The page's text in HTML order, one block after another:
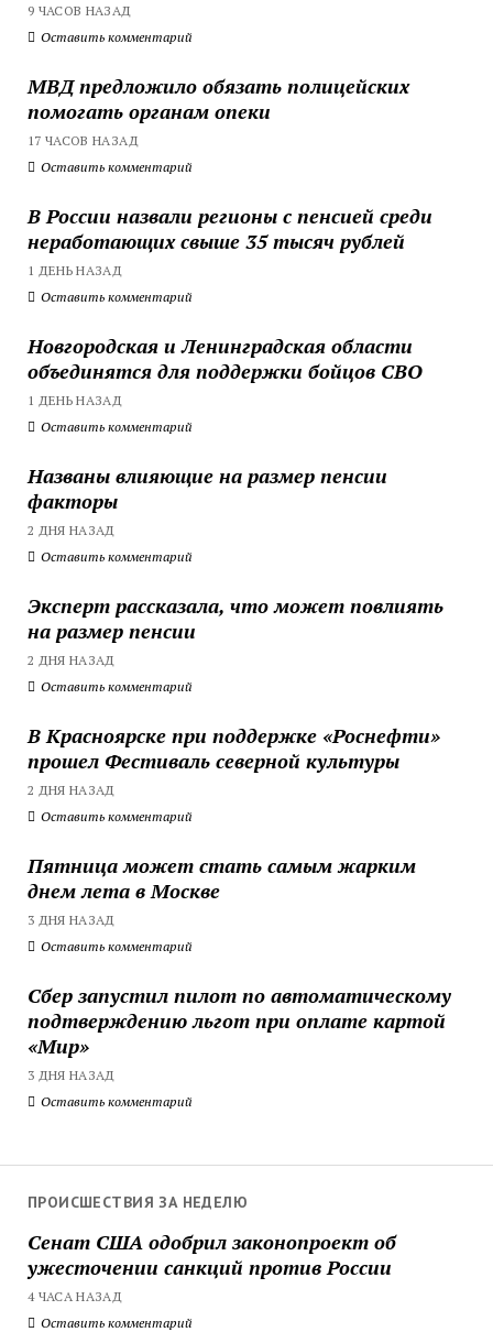
9 ЧАСОВ НАЗАД
Оставить комментарий
МВД предложило обязать полицейских
помогать органам опеки
17 ЧАСОВ НАЗАД
Оставить комментарий
В России назвали регионы с пенсией среди
неработающих свыше 35 тысяч рублей
1 ДЕНЬ НАЗАД
Оставить комментарий
Новгородская и Ленинградская области
объединятся для поддержки бойцов СВО
1 ДЕНЬ НАЗАД
Оставить комментарий
Названы влияющие на размер пенсии
факторы
2 ДНЯ НАЗАД
Оставить комментарий
Эксперт рассказала, что может повлиять
на размер пенсии
2 ДНЯ НАЗАД
Оставить комментарий
В Красноярске при поддержке «Роснефти»
прошел Фестиваль северной культуры
2 ДНЯ НАЗАД
Оставить комментарий
Пятница может стать самым жарким
днем лета в Москве
3 ДНЯ НАЗАД
Оставить комментарий
Сбер запустил пилот по автоматическому
подтверждению льгот при оплате картой
«Мир»
3 ДНЯ НАЗАД
Оставить комментарий
ПРОИСШЕСТВИЯ ЗА НЕДЕЛЮ
Сенат США одобрил законопроект об
ужесточении санкций против России
4 ЧАСА НАЗАД
Оставить комментарий